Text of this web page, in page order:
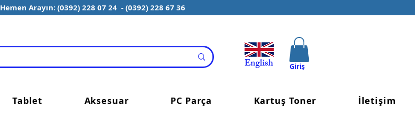
Giriş
English
Hemen Arayın: (0392) 228 07 24 - (0392) 228 67 36
Tablet Aksesuar PC Parça Kartuş Toner İletişim